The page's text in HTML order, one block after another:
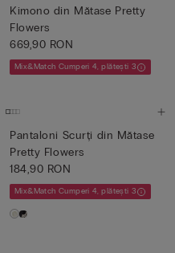
Kimono din Mătase Pretty
Flowers
669,90 RON
Mix&Match Cumperi 4, plătești 3
Pantaloni Scurți din Mătase
Pretty Flowers
184,90 RON
Mix&Match Cumperi 4, plătești 3